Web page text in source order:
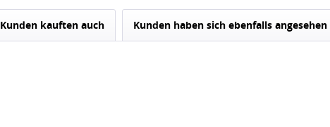
Kunden kauften auch Kunden haben sich ebenfalls angesehen